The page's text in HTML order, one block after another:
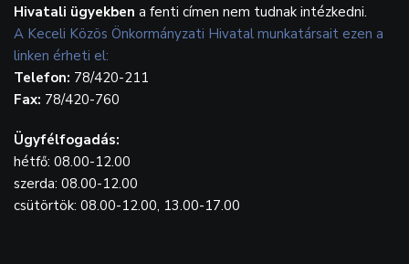
Hivatali ügyekben a fenti címen nem tudnak intézkedni.
A Keceli Közös Önkormányzati Hivatal munkatársait ezen a
linken érheti el:
Telefon: 78/420-211
Fax: 78/420-760
Ügyfélfogadás:
hétfő: 08.00-12.00
szerda: 08.00-12.00
csütörtök: 08.00-12.00, 13.00-17.00